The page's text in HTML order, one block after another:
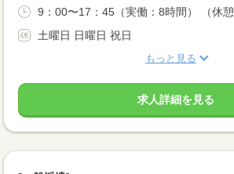
9：00〜17：45（実働：8時間） （休憩
土曜日 日曜日 祝日
もっと見る
求人詳細を見る